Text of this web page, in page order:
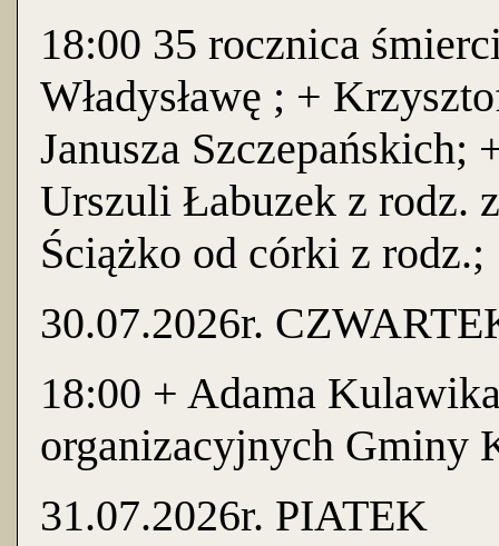
18:00 35 rocznica
Władysławę ; +
Janusza Szczepańskich;
Urszuli Łabuzek z rodz.
Ściążko od córki z rodz.;
30.07.2026r.
18:00 + Adama
organizacyjnych Gminy
31.07.2026r. PIATEK